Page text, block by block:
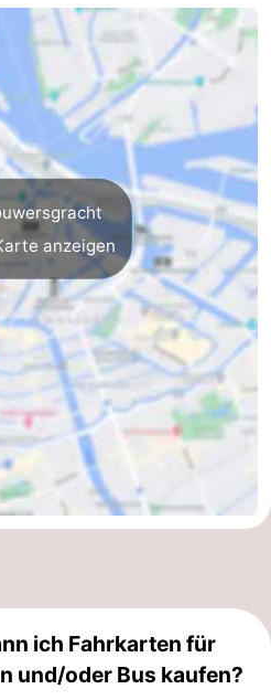
anzeigen
ich Fahrkarten für
und/oder Bus kaufen?